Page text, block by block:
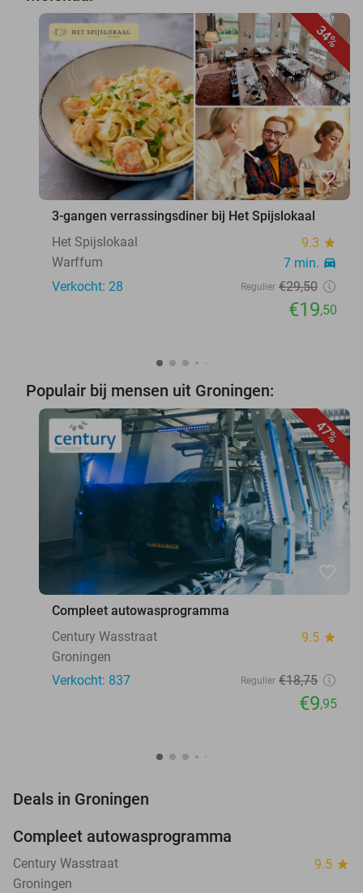
34%
favorite_border
3-gangen verrassingsdiner bij Het Spijslokaal
Het Spijslokaal
9.3 star
Warffum 7 min. directions_car
Verkocht: 28 Regulier €29,50
€19,50
Populair bij mensen uit Groningen:
47%
favorite_border
Compleet autowasprogramma
Century Wasstraat
9.5 star
Groningen
Verkocht: 837
Regulier €18,75
€9,95
Deals in Groningen
Compleet autowasprogramma
Century Wasstraat 9.5 star
Groningen